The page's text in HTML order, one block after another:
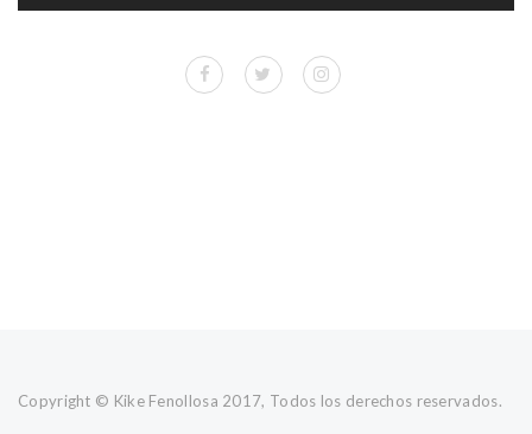
Copyright © Kike Fenollosa 2017, Todos los derechos reservados.